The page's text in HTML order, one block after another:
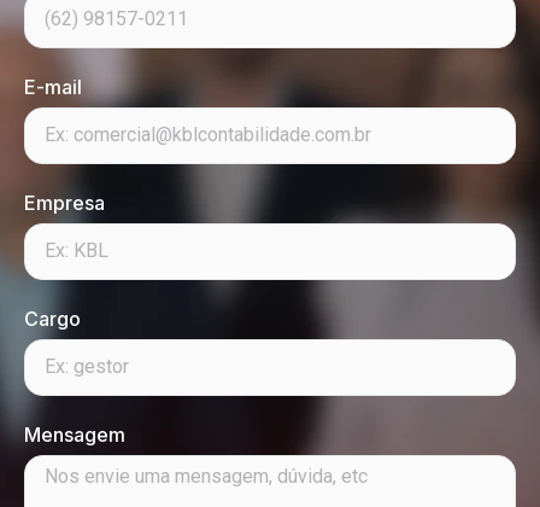
E-mail
Empresa
Cargo
Mensagem